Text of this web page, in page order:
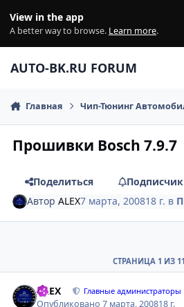
View in the app
A better way to browse. Learn more.
AUTO-BK.RU FORUM
Главная Чип-Тюнинг
Прошивки Bosch 7.9.7
Поделиться
АвторALEX7 марта, 200818 г. в
СТРАНИЦА 1 ИЗ
ALEX Главные администраторы
Опубликовано7 марта, 200818 г.